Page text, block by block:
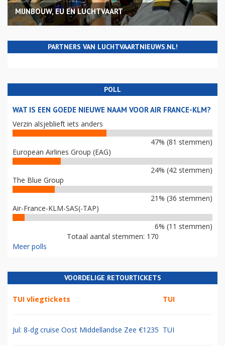
MIJNBOUW, EU EN LUCHTVAART
PARTNERS VAN LUCHTVAARTNIEUWS.NL!
POLL
WAT IS EEN GOEDE NIEUWE NAAM VOOR AIR FRANCE-KLM?
Verzin alsjeblieft iets anders
47% (81 stemmen)
European Airlines Group (EAG)
24% (42 stemmen)
The Blue Group
21% (36 stemmen)
Air-France-KLM-SAS(-TAP)
6% (11 stemmen)
Totaal aantal stemmen: 170
Meer polls
VOORDELIGE RETOURTICKETS
TUI vliegtickets TUI
Jul: 8-dg cruise Oost Middellandse Zee €1235 TUI